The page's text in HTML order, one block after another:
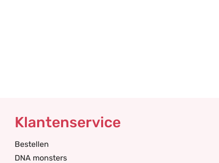
Klantenservice
Bestellen
DNA monsters